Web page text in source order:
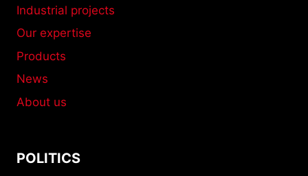
Industrial projects
Our expertise
Products
News
About us
POLITICS